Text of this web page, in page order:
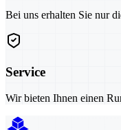
Bei uns erhalten Sie nur
Service
Wir bieten Ihnen einen